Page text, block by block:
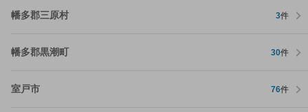
幡多郡三原村 3件
幡多郡黒潮町 30件
室戸市 76件